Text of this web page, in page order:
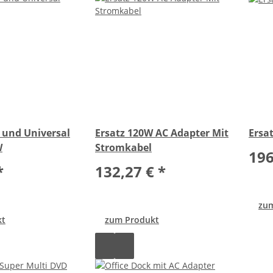
Universal
Ersatz 120W AC Adapter Mit
Stromkabel
132,27 €*
zum Produkt